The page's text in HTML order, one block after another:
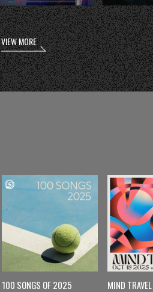
VIEW MORE
100 SONGS OF 2025 MIND TRAVEL